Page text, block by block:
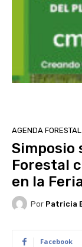
AGENDA FORESTAL
Simposio
Forestal
en la
Por Patricia
Facebook